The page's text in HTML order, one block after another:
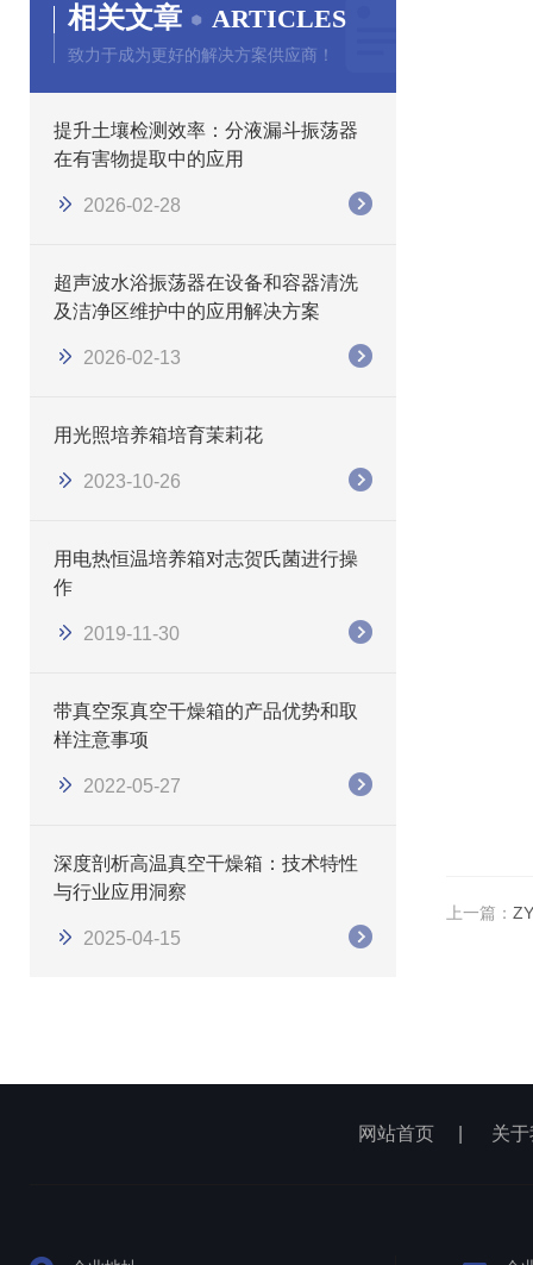
相关文章 ARTICLES
致力于成为更好的解决方案供应商！
提升土壤检测效率：分液漏斗振荡器
在有害物提取中的应用
2026-02-28
​​超声波水浴振荡器在设备和容器清洗
及洁净区维护中的应用解决方案
2026-02-13
用光照培养箱培育茉莉花
2023-10-26
用电热恒温培养箱对志贺氏菌进行操
作
2019-11-30
带真空泵真空干燥箱的产品优势和取
样注意事项
2022-05-27
深度剖析高温真空干燥箱：技术特性
与行业应用洞察
2025-04-15
上一篇：
网站首页 关